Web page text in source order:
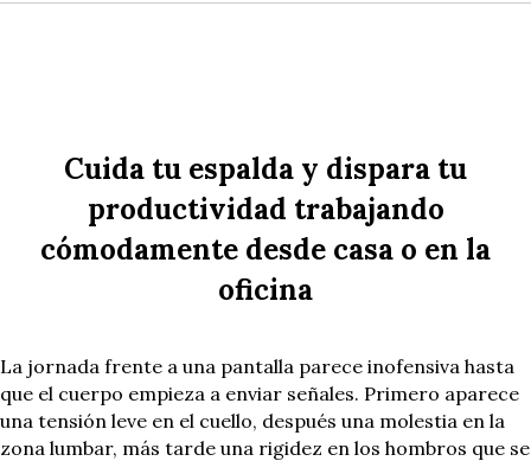
Cuida tu espalda y dispara tu
productividad trabajando
cómodamente desde casa o en la
oficina
La jornada frente a una pantalla parece inofensiva hasta
que el cuerpo empieza a enviar señales. Primero aparece
una tensión leve en el cuello, después una molestia en la
zona lumbar, más tarde una rigidez en los hombros que se